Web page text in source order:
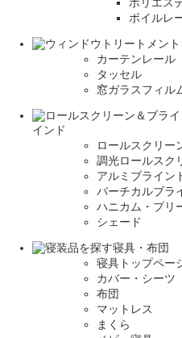
ボイルレ
カーテンレール
タッセル
窓ガラスフィル
インド
ロールスクリー
調光ロールスク
アルミブライン
バーチカルブラ
ハニカム・プリ
シェード
寝具・布団
寝具トップペー
カバー・シーツ
布団
マットレス
まくら